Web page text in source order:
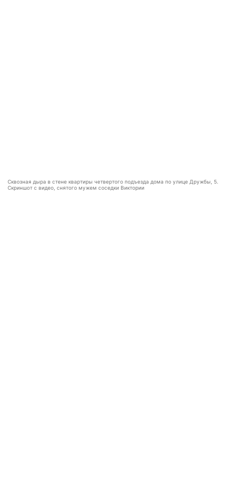
Сквозная дыра в стене квартиры четвертого подъезда дома по улице Дружбы, 5.
Скриншот с видео, снятого мужем соседки Виктории